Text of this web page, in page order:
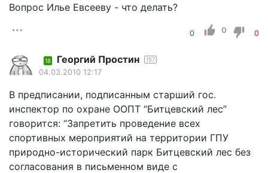
Вопрос Илье Евсееву - что делать?
0 0 0
18 Георгий Простин 157
04.03.2010 12:17
В предписании, подписанным старший гос.
инспектор по охране ООПТ “Битцевский лес”
говорится: “Запретить проведение всех
спортивных мероприятий на территории ГПУ
природно-исторический парк Битцевский лес без
согласования в письменном виде с